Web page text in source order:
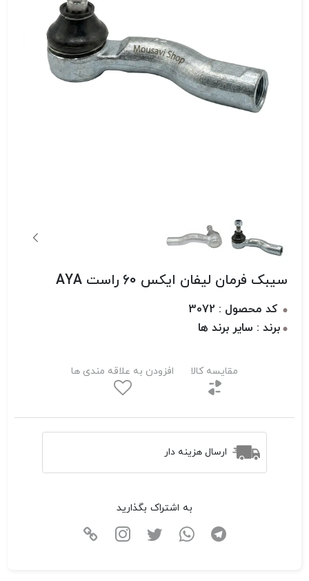
سیبک فرمان لیفان ایکس 60 راست AYA
کد محصول : 3072
برند : سایر برند ها
مقایسه کالا افزودن به علاقه مندی ها
ارسال هزینه دار
به اشتراک بگذارید